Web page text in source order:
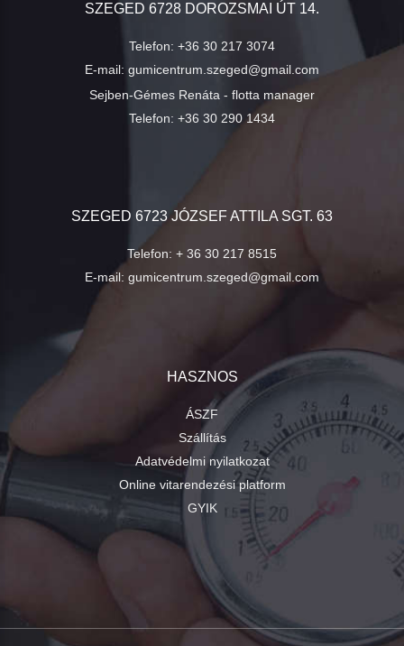
SZEGED 6728 DOROZSMAI ÚT 14.
Telefon: +36 30 217 3074
E-mail: gumicentrum.szeged@gmail.com
Sejben-Gémes Renáta - flotta manager
Telefon: +36 30 290 1434
SZEGED 6723 JÓZSEF ATTILA SGT. 63
Telefon: + 36 30 217 8515
E-mail: gumicentrum.szeged@gmail.com
HASZNOS
ÁSZF
Szállítás
Adatvédelmi nyilatkozat
Online vitarendezési platform
GYIK